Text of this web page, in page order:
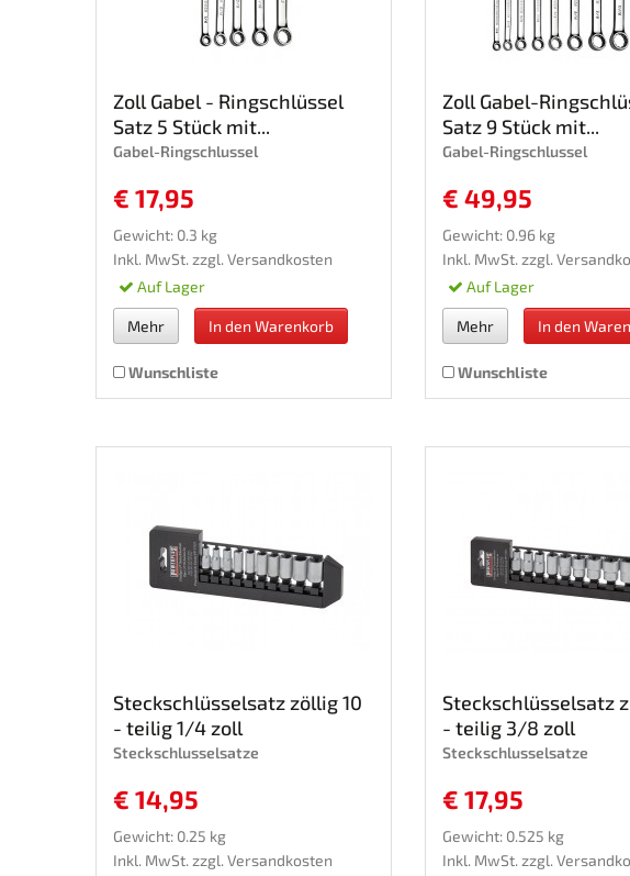
Zoll Gabel - Ringschlüssel
Satz 5 Stück mit...
Gabel-Ringschlussel
€ 17,95
Gewicht: 0.3 kg
Inkl. MwSt. zzgl. Versandkosten
Auf Lager
Mehr In den Warenkorb
Wunschliste
Zoll Gabel-
Satz 9 Stück mit...
Gabel-Ringschlussel
€ 49,95
Gewicht: 0.96 kg
Inkl. MwSt. zzgl.
Auf Lager
Mehr In den
Wunschliste
Steckschlüsselsatz zöllig 10
- teilig 1/4 zoll
Steckschlusselsatze
€ 14,95
Gewicht: 0.25 kg
Inkl. MwSt. zzgl. Versandkosten
Steckschlüsselsatz
- teilig 3/8 zoll
Steckschlusselsatze
€ 17,95
Gewicht: 0.525 kg
Inkl. MwSt. zzgl.